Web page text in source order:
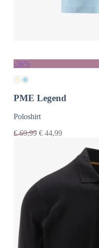
-36%
PME Legend
Poloshirt
€69,99 € 44,99